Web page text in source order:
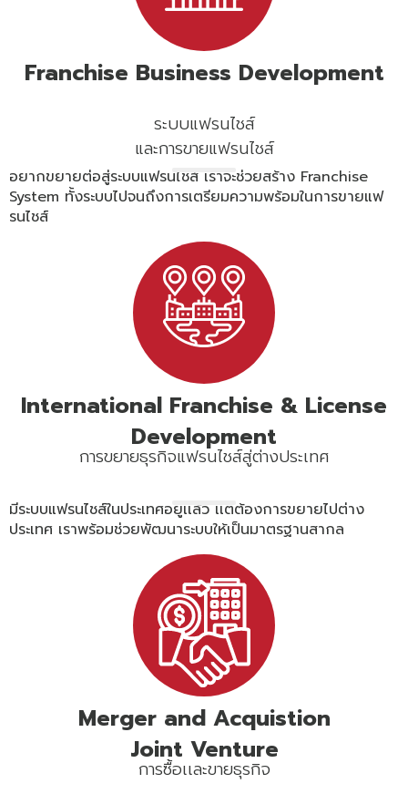
Franchise Business Development
ระบบแฟรนไชส์
และการขายแฟรนไชส์
อยากขยายต่อสู่ระบบแฟรนไชส์ เราจะช่วยสร้าง Franchise
System ทั้งระบบไปจนถึงการเตรียมความพร้อมในการขายแฟ
รนไชส์
International Franchise & License
Development
การขยายธุรกิจแฟรนไชส์สู่ต่างประเทศ
มีระบบแฟรนไชส์ในประเทศอยู่เเล้ว เเต่ต้องการขยายไปต่าง
ประเทศ เราพร้อมช่วยพัฒนาระบบให้เป็นมาตรฐานสากล
Merger and Acquistion
Joint Venture
การซื้อเเละขายธุรกิจ